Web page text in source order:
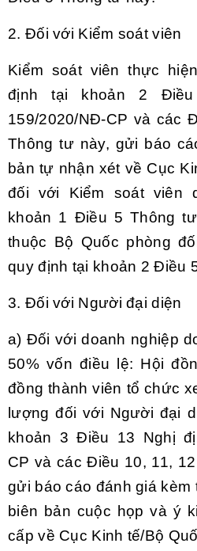
2. Đối với Kiểm soát viên
Kiểm soát viên thực
định tại
khoản 2
159/2020/NĐ-CP và các
Thông tư này, gửi báo
bản tự nhận xét về Cục
đối với Kiểm soát viên
khoản 1 Điều 5 Thông
thuộc Bộ Quốc phòng
quy định tại khoản 2 Điều
3. Đối với Người đại diện
a) Đối với doanh nghiệp
50% vốn điều lệ: Hội
đồng thành viên tổ chức
lượng đối với Người đại
khoản 3Điều 13 Nghị
CP và cácĐiều 10, 11,
gửi báo cáo đánh giá kèm
biên bản cuộc họp và ý
cấp về Cục Kinh tế/Bộ